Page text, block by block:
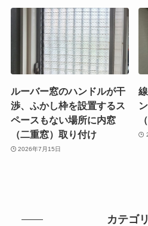
ルーバー窓のハンドルが干
渉、ふかし枠を設置するス
ペースもない場所に内窓
（二重窓）取り付け
2026年7月15日
カテゴ